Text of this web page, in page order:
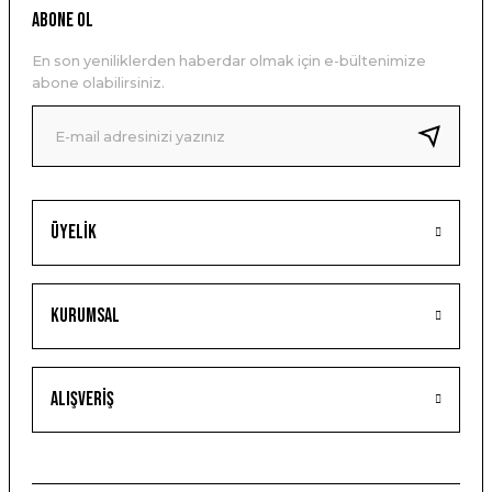
Üyelik
Kurumsal
Alışveriş
ABONE OL
En son yeniliklerden haberdar olmak için e-bültenimize
abone olabilirsiniz.